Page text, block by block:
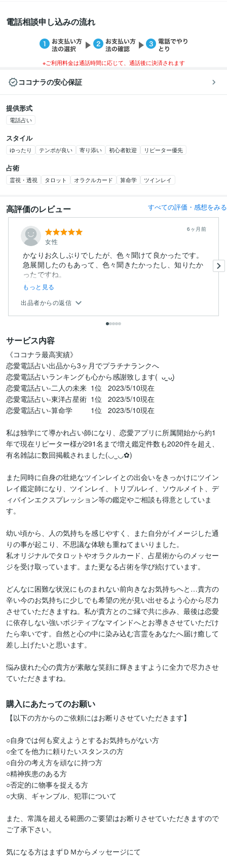
電話相談申し込みの流れ
※ご利用料金は通話時間に応じて、通話後に決済されます
ココナラの安心保証
提供形式
電話占い
スタイル
ゆったり テンポが良い 寄り添い 初心者歓迎 リピーター優先
占術
霊視・透視 タロット オラクルカード 算命学 ツインレイ
高評価のレビュー すべての評価・感想をみる
女性
6ヶ月前
かなりお久しぶりでしたが、色々聞けて良かったです。
急展開したのもあって、色々聞きたかったし、知りたか
ったですね。
何と...
もっと見る
出品者からの返信
サービス内容
《ココナラ最高実績》
恋愛電話占い出品から3ヶ月でプラチナランクへ
恋愛電話占いランキングも心から感謝致します(  ᴗ͈ˬᴗ͈)
恋愛電話占い-二人の未来  1位   2023/5/10現在
恋愛電話占い-東洋占星術  1位   2023/5/10現在
恋愛電話占い-算命学         1位   2023/5/10現在
私は独学にて導かれ占い師になり、恋愛アプリに所属開始から約1
年で現在リピーター様が291名まで増え鑑定件数も2020件を超え、
有名雑誌に数回掲載されました(◡‿◡✿)
また同時に自身の壮絶なツインレイとの出会いをきっかけにツイン
レイ鑑定師になり、ツインレイ、トリプルレイ、ソウルメイト、デ
ィバインエクスプレッション等の鑑定やご相談も得意としていま
す。
幼い頃から、人の気持ちを感じやすく、また自分がイメージした通
りの事が起こり、不思議な体験も重ねてまいりました。
私オリジナルでタロットやオラクルカード、占星術からのメッセー
ジを受け取っています。また更なる占術を学び続けています。
どんなに困難な状況にものまれない前向きなお気持ちへと…貴方の
辛い今のお気持ちに少しでも希望の光が見い出せるよう心から尽力
させていただきますね。私が貴方とのご縁で共に歩み、最後は恋愛
に依存しない強いポジティブなマインドへとお導きさせていただけ
たら幸いです。自然と心の中に染み込む言霊をあなたへ届け癒して
差し上げたいと思います。
悩み疲れた心の貴方が素敵な笑顔に輝きますように全力で尽力させ
ていただきますね。
購入にあたってのお願い
【以下の方からのご依頼にはお断りさせていただきます】
○自身では何も変えようとするお気持ちがない方
○全てを他力に頼りたいスタンスの方
○自分の考え方を頑なに持つ方
○精神疾患のある方
○否定的に物事を捉える方
○大病、ギャンブル、犯罪について
また、常識を超える範囲のご要望はお断りさせていただきますので
ご了承下さい。
気になる方はまずＤＭからメッセージにて